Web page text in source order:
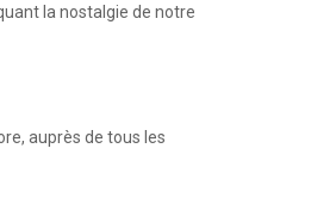
la nostalgie de notre
auprès de tous les